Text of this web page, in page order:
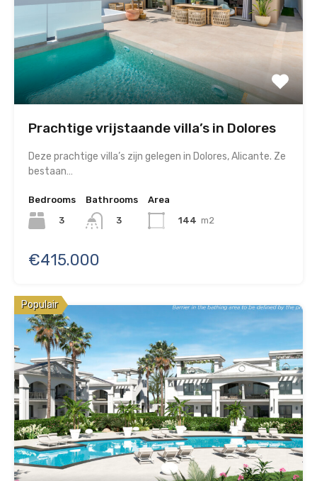
Prachtige vrijstaande villa’s in Dolores
Deze prachtige villa’s zijn gelegen in Dolores, Alicante. Ze
bestaan…
Bedrooms
3
Bathrooms
3
Area
144 m2
€415.000
Populair